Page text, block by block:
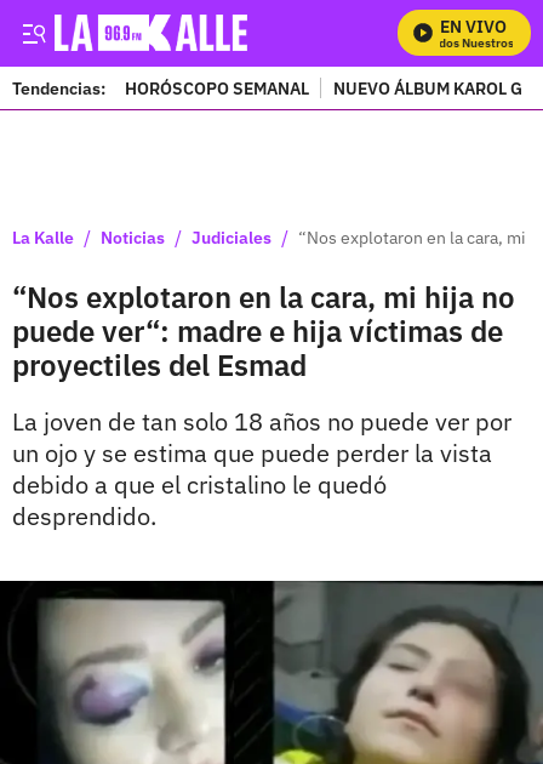
EN VIVO
Mira Todos Nuestros
Tendencias: HORÓSCOPO SEMANAL NUEVO ÁLBUM KAROL G
La Kalle / Noticias / Judiciales / “Nos explotaron en la cara, mi
“Nos explotaron en la cara, mi hija no
puede ver“: madre e hija víctimas de
proyectiles del Esmad
La joven de tan solo 18 años no puede ver por
un ojo y se estima que puede perder la vista
debido a que el cristalino le quedó
desprendido.